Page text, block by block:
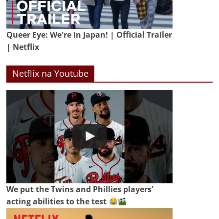
Queer Eye: We're In Japan! | Official Trailer
| Netflix
Netflix na Youtube
We put the Twins and Phillies players’
acting abilities to the test